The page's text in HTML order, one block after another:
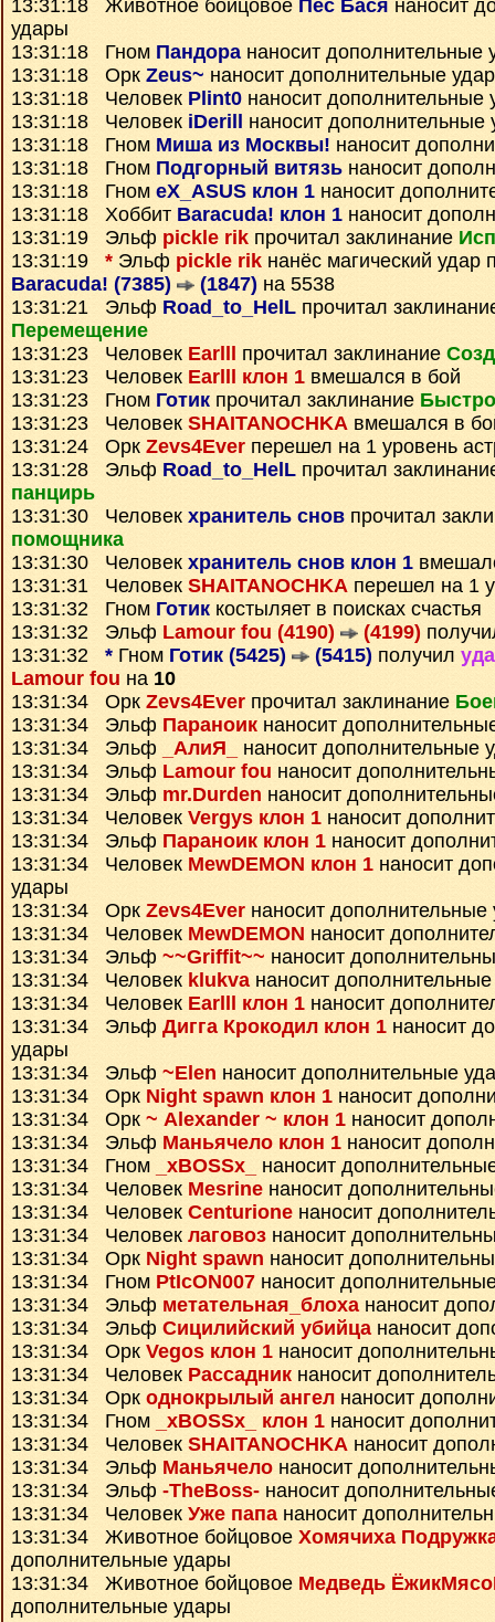
13:31:18 Животное бойцовое Пес Бася наносит
удары
13:31:18 Гном Пандорананосит дополнительные
13:31:18 Орк Zeus~ наносит дополнительные
13:31:18 Человек Plint0 наносит дополнительные
13:31:18 Человек iDerill
наносит дополнительные
13:31:18 Гном Миша из Москвы! наносит
13:31:18 Гном Подгорный витязь наносит
13:31:18 Гном eX_ASUS клон 1 наносит
13:31:18 Хоббит Baracuda! клон 1 наносит
13:31:19 Эльф pickle rik прочитал заклинание
13:31:19 * Эльф pickle rik нанёс магический удар
Baracuda! (7385)
(1847) на 5538
13:31:21 Эльф Road_to_HelL прочитал
Перемещение
13:31:23 Человек Earlll прочитал заклинание
13:31:23 Человек Earlll клон 1 вмешался в бой
13:31:23 Гном Готик прочитал заклинание
13:31:23 Человек SHAITANOCHKA вмешался в
13:31:24 Орк Zevs4Ever перешел на 1 уровень
13:31:28 Эльф Road_to_HelL прочитал
панцирь
13:31:30 Человек хранитель снов прочитал
помощника
13:31:30 Человек хранитель снов клон 1
13:31:31 Человек SHAITANOCHKA перешел на 1
13:31:32 Гном Готик костыляет в поисках счастья
13:31:32 Эльф Lamour fou (4190) (4199)
13:31:32 * Гном Готик (5425) (5415) получил
Lamour fou на 10
13:31:34 Орк Zevs4Ever прочитал заклинание
13:31:34 Эльф Параноик наносит
13:31:34 Эльф
_АлиЯ_
наносит дополнительные
13:31:34 Эльф Lamour fou наносит
13:31:34 Эльф mr.Durden наносит
13:31:34 Человек Vergys клон 1 наносит
13:31:34 Эльф Параноик клон 1 наносит
13:31:34 Человек MewDEMON клон 1 наносит
удары
13:31:34 Орк Zevs4Ever наносит дополнительные
13:31:34 Человек MewDEMON наносит
13:31:34 Эльф ~~Griffit~~ наносит
13:31:34 Человек klukvaнаносит
13:31:34 Человек Earlll клон 1 наносит
13:31:34 Эльф Дигга Крокодил клон 1 наносит
удары
13:31:34 Эльф ~Elen наносит дополнительные
13:31:34 Орк Night spawn клон 1 наносит
13:31:34 Орк ~ Alexander ~ клон 1 наносит
13:31:34 Эльф Маньячело клон 1 наносит
13:31:34 Гном
_xBOSSx_
наносит
13:31:34 Человек Mesrine наносит
13:31:34 Человек Centurione наносит
13:31:34 Человек лаговоз наносит
13:31:34 Орк Night spawn наносит
13:31:34 Гном PtIcON007 наносит
13:31:34 Эльф метательная_блохананосит
13:31:34 Эльф Сицилийский убийцананосит
13:31:34 Орк Vegos клон 1 наносит
13:31:34 Человек Рассадник наносит
13:31:34 Орк однокрылый ангел наносит
13:31:34 Гном
_xBOSSx_ клон 1 наносит
13:31:34 Человек SHAITANOCHKA наносит
13:31:34 Эльф Маньячело наносит
13:31:34 Эльф -TheBoss- наносит
13:31:34 Человек Уже папананосит
13:31:34 Животное бойцовое Хомячиха
дополнительные удары
13:31:34 Животное бойцовое Медведь
дополнительные удары